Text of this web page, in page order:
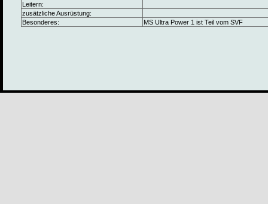
Leitern:
zusätzliche Ausrüstung:
Besonderes:
MS Ultra Power 1 ist Teil vom SVF